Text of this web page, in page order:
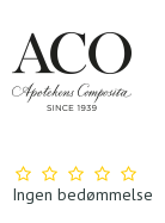
Ingen bedømmelse